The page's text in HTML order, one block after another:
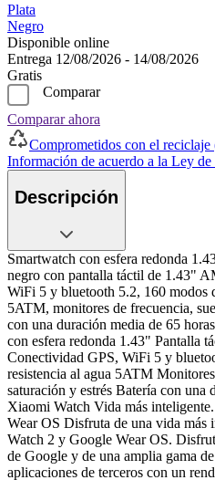
Plata
Negro
Disponible online
Entrega 12/08/2026 - 14/08/2026
Gratis
Comparar
Comparar ahora
Comprometidos con el
Información de acuerdo a la Ley
Descripción
Smartwatch con esfera redonda
negro con pantalla táctil de 1.43"
WiFi 5 y bluetooth 5.2, 160 modos
5ATM, monitores de frecuencia,
con una duración media de 65
con esfera redonda 1.43" Pantalla
Conectividad GPS, WiFi 5 y
resistencia al agua 5ATM
saturación y estrés Batería con una
Xiaomi Watch Vida más
Wear OS Disfruta de una vida más
Watch 2 y Google Wear OS.
de Google y de una amplia gama
aplicaciones de terceros con un